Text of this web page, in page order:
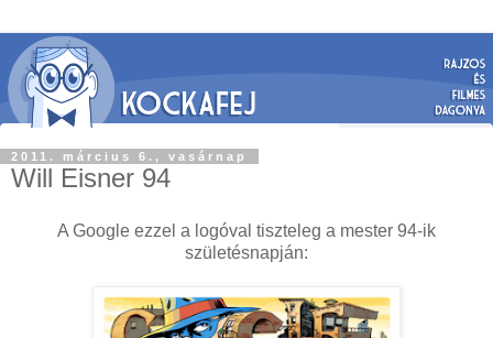
2011. március 6., vasárnap
Will Eisner 94
A Google ezzel a logóval tiszteleg a mester 94-ik
születésnapján: